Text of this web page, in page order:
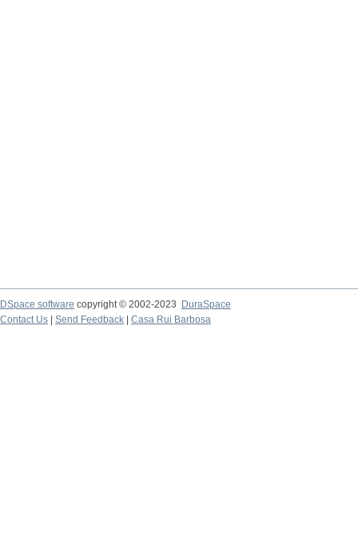
DSpace software copyright © 2002-2023
DuraSpace
Contact Us
Send Feedback Casa Rui Barbosa